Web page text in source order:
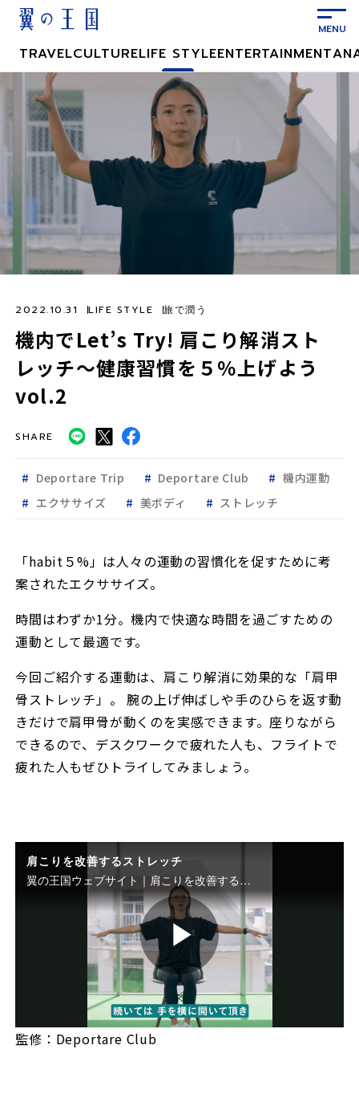
ン
ツ
キ
ッ
プ
TRAVELCULTURELIFE STYLEENTERTAINMENT
機内でLet’s Try! 肩こり解消スト
レッチ～健康習慣を５％上げよう
vol.2
2022.10.31 LIFE STYLE 旅で潤う
SHARE
Deportare Trip Deportare Club
機内運動
エクササイズ
美ボディ ストレッチ
「habit５%」は人々の運動の習慣化を促すために考
案されたエクササイズ。
時間はわずか1分。機内で快適な時間を過ごすための
運動として最適です。
今回ご紹介する運動は、肩こり解消に効果的な「肩甲
骨ストレッチ」。 腕の上げ伸ばしや手のひらを返す動
きだけで肩甲骨が動くのを実感できます。座りながら
できるので、デスクワークで疲れた人も、フライトで
疲れた人もぜひトライしてみましょう。
肩こりを改善するストレッチ
翼の王国ウェブサイト｜肩こりを改善するストレッチ 機内で快適な時間を過ごすためのエクササイズを紹介します。今回は肩こり改善に効果的な肩甲骨ストレッチ。 座ったままできる運動ながら腕の上げ伸ばしだけで肩、甲骨が動くのを実感できます。パソコン作業で疲れた人もぜひやってみましょう
P
監修：Deportare Club